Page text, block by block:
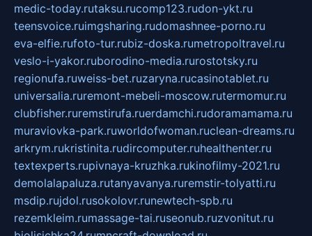
medic-today.rutaksu.rucomp123.rudon-ykt.ru
teensvoice.ruimgsharing.rudomashnee-porno.ru
eva-elfie.rufoto-tur.rubiz-doska.rumetropoltravel.ru
veslo-i-yakor.ruborodino-media.rurostotsky.ru
regionufa.ruweiss-bet.ruzaryna.rucasinotablet.ru
universalia.ruremont-mebeli-moscow.rutermomur.ru
clubfisher.ruremstirufa.ruerdamchi.rudoramamama.ru
muraviovka-park.ruworldofwoman.ruclean-dreams.ru
arkrym.rukristinita.rudircomputer.ruhealthenter.ru
textexperts.rupivnaya-kruzhka.rukinofilmy-2021.ru
demolalapaluza.rutanyavanya.ruremstir-tolyatti.ru
msdip.rujdol.rusokolovr.runewtech-spb.ru
rezemkleim.rumassage-tai.ruseonub.ruzvonitut.ru